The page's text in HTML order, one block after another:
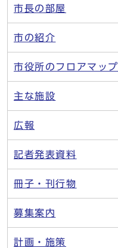
市長の部屋
市の紹介
市役所のフロアマップ
主な施設
広報
記者発表資料
冊子・刊行物
募集案内
計画・施策